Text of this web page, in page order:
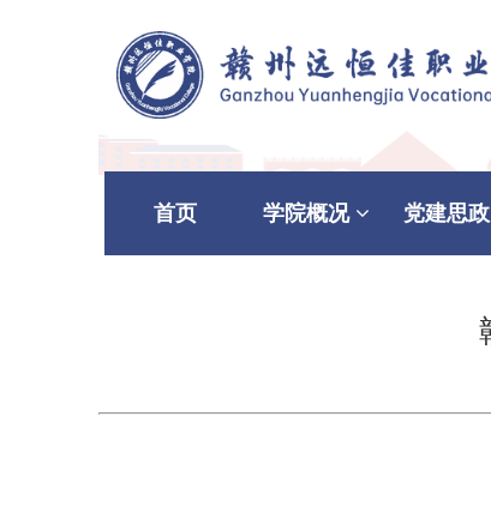
首页 学院概况 党建思政